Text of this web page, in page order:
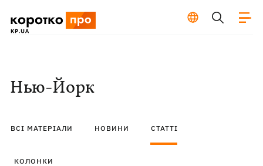
Нью-Йорк
ВСІ МАТЕРІАЛИ НОВИНИ СТАТТІ
КОЛОНКИ